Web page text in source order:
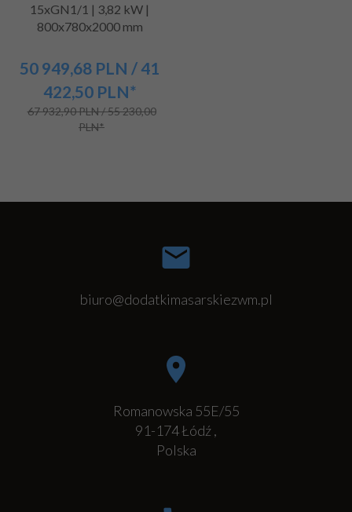
15xGN1/1 | 3,82 kW |
800x780x2000 mm
50 949,68 PLN / 41
422,50 PLN*
67 932,90 PLN / 55 230,00
PLN*
biuro@dodatkimasarskiezwm.pl
Romanowska 55E/55
91-174Łódź,
Polska